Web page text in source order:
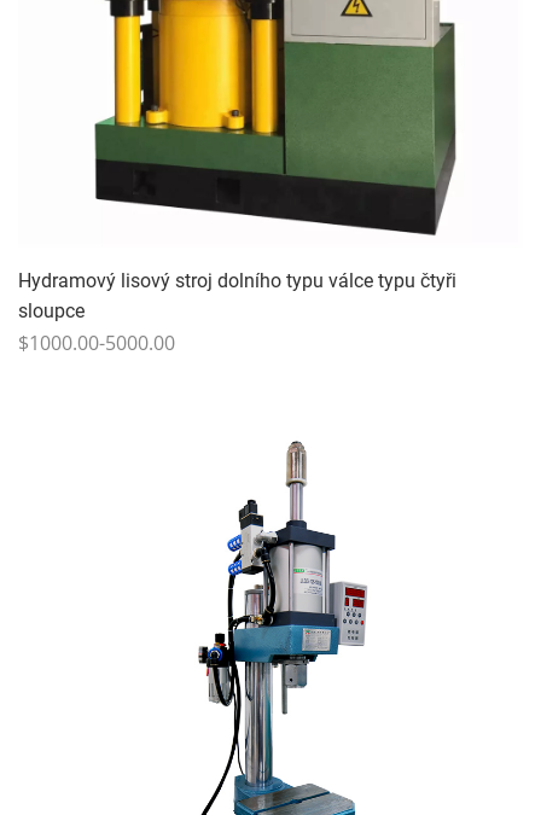
Hydramový lisový stroj dolního typu válce typu čtyři
sloupce
$1000.00-5000.00